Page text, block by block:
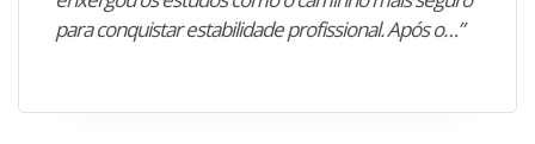
para conquistar estabilidade profissional. Após o…”